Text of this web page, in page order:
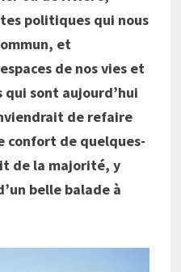
politiques qui nous
et
de nos vies et
sont aujourd’hui
de refaire
confort de quelques-
de la majorité, y
belle balade à